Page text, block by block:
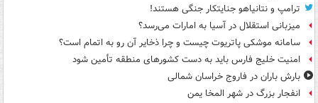
ترامپ و نتانیاهو جنایتکار جنگی هستند!
میزبانی استقلال در آسیا به امارات می‌رسد؟
سامانه موشکی پاتریوت چیست و چرا ذخایر آن رو به اتمام است؟
امنیت خلیج فارس باید به دست کشورهای منطقه تأمین شود
بارش باران در فاروج خراسان شمالی
انفجار بزرگ در شهر المخا یمن